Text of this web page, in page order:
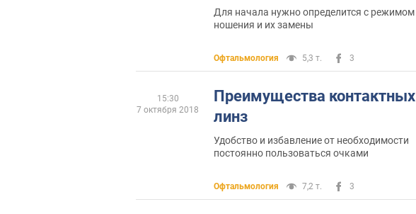
Для начала нужно определится с режимом
ношения и их замены
Офтальмология 5,3 т. 3
Преимущества контактных
линз
Удобство и избавление от необходимости
постоянно пользоваться очками
Офтальмология 7,2 т. 3
15:30
7 октября 2018